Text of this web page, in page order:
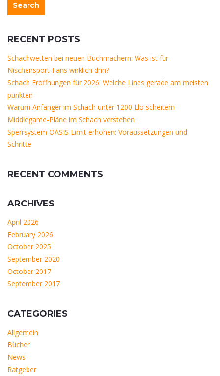
RECENT POSTS
Schachwetten bei neuen Buchmachern: Was ist für
Nischensport-Fans wirklich drin?
Schach Eröffnungen für 2026: Welche Lines gerade am meisten
punkten
Warum Anfänger im Schach unter 1200 Elo scheitern
Middlegame-Pläne im Schach verstehen
Sperrsystem OASIS Limit erhöhen: Voraussetzungen und
Schritte
RECENT COMMENTS
ARCHIVES
April 2026
February 2026
October 2025
September 2020
October 2017
September 2017
CATEGORIES
Allgemein
Bücher
News
Ratgeber